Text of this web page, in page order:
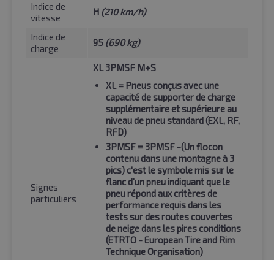
Indice de
vitesse
H (210 km/h)
Indice de
charge
95 (690 kg)
Signes
particuliers
XL 3PMSF M+S
XL= Pneus conçus avec une
capacité de supporter de charge
supplémentaire et supérieure au
niveau de pneu standard (EXL, RF,
RFD)
3PMSF = 3PMSF -(Un flocon
contenu dans une montagne à 3
pics) c'est le symbole mis sur le
flanc d'un pneu indiquant que le
pneu répond aux critères de
performance requis dans les
tests sur des routes couvertes
de neige dans les pires conditions
(ETRTO - European Tire and Rim
Technique Organisation)